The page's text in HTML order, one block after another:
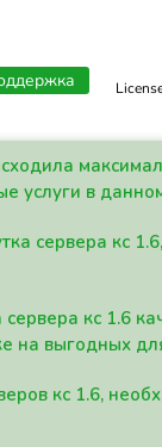
услуги в
сервера кс
кс 1.6
на выгодных
кс 1.6,